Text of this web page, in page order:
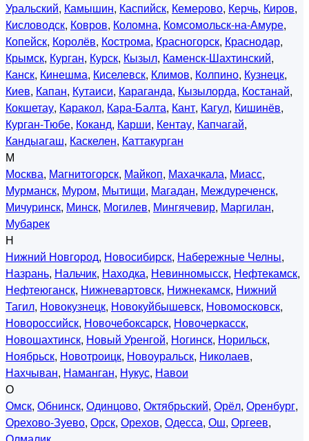
Уральский, Камышин, Каспийск, Кемерово, Керчь, Киров,
Кисловодск, Ковров, Коломна, Комсомольск-на-Амуре,
Копейск, Королёв, Кострома, Красногорск, Краснодар,
Крымск, Курган, Курск, Кызыл, Каменск-Шахтинский,
Канск, Кинешма, Киселевск, Климов, Колпино, Кузнецк,
Киев, Капан, Кутаиси, Караганда, Кызылорда, Костанай,
Кокшетау, Каракол, Кара-Балта, Кант, Кагул, Кишинёв,
Курган-Тюбе, Коканд, Карши, Кентау, Капчагай,
Кандыагаш, Каскелен, Каттакурган
М
Москва, Магнитогорск, Майкоп, Махачкала, Миасс,
Мурманск, Муром, Мытищи, Магадан, Междуреченск,
Мичуринск, Минск, Могилев, Мингячевир, Маргилан,
Мубарек
Н
Нижний Новгород, Новосибирск, Набережные Челны,
Назрань, Нальчик, Находка, Невинномысск, Нефтекамск,
Нефтеюганск, Нижневартовск, Нижнекамск, Нижний
Тагил, Новокузнецк, Новокуйбышевск, Новомосковск,
Новороссийск, Новочебоксарск, Новочеркасск,
Новошахтинск, Новый Уренгой, Ногинск, Норильск,
Ноябрьск, Новотроицк, Новоуральск, Николаев,
Нахчыван, Наманган, Нукус, Навои
О
Омск, Обнинск, Одинцово, Октябрьский, Орёл, Оренбург,
Орехово-Зуево, Орск, Орехов, Одесса, Ош, Оргеев,